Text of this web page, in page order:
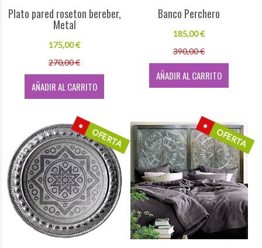
Plato pared roseton bereber,
Metal
175,00 €
270,00 €
AÑADIR AL CARRITO
Banco Perchero
185,00 €
390,00 €
AÑADIR AL CARRITO
OFERTA OFERTA